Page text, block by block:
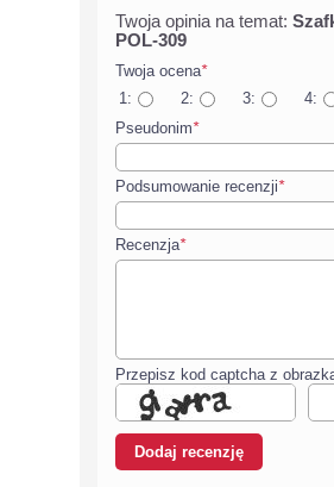
Twoja opinia na temat:
POL-309
Twoja ocena*
1:
2: 3: 4:
Pseudonim*
Podsumowanie recenzji*
Recenzja*
Przepisz kod captcha z